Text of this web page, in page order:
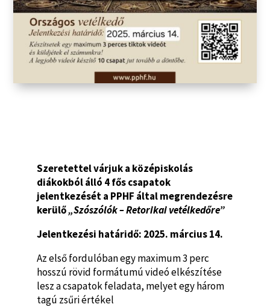
Szeretettel várjuk a középiskolás
diákokból álló 4 fős csapatok
jelentkezését a PPHF által megrendezésre
kerülő„Szószólók – Retorikai vetélkedőre”
Jelentkezési határidő: 2025. március 14.
Az első fordulóban egy maximum 3 perc
hosszú rövid formátumú videó elkészítése
lesz a csapatok feladata, melyet egy három
tagú zsűri értékel